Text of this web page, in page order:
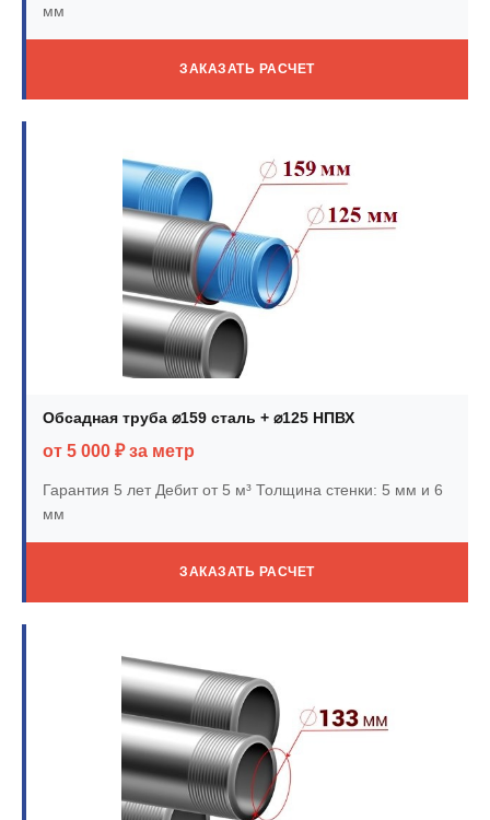
мм
ЗАКАЗАТЬ РАСЧЕТ
Обсадная труба ⌀159 сталь + ⌀125 НПВХ
от 5 000 ₽ за метр
Гарантия 5 летДебит от 5 м³ Толщина стенки: 5 мм и 6
мм
ЗАКАЗАТЬ РАСЧЕТ